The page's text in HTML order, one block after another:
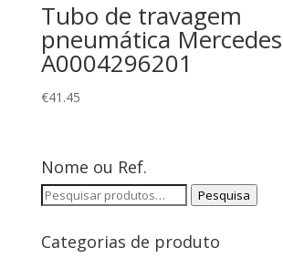
Tubo de travagem
pneumática Mercedes
A0004296201
€41.45
Nome ou Ref.
Pesquisar
Pesquisa
Categorias de produto